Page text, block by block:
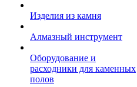
Изделия из камня
Алмазный инструмент
Оборудование и
расходники для каменных
полов